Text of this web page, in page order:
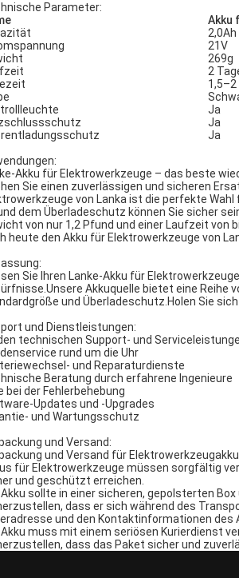
Parameter:
Akku
2,0Ah
21V
269g
2
Ja
Ja
Ja
Akku für Elektrowerkzeuge – das beste
Sie einen zuverlässigen und sicheren
von Lanka ist die perfekte
dem Überladeschutz können Sie sicher
von nur 1,2 Pfund und einer Laufzeit von
heute den Akku für Elektrowerkzeuge von
Sie Ihren Lanke-Akku für
Akkuquelle bietet eine Reihe
und Überladeschutz.Holen Sie
und Dienstleistungen:
technischen Support- und
rund um die Uhr
und Reparaturdienste
Beratung durch erfahrene Ingenieure
bei der Fehlerbehebung
Updates und -Upgrades
und Wartungsschutz
und Versand:
und Versand für
für Elektrowerkzeuge müssen sorgfältig
und geschützt erreichen.
Akku sollte in einer sicheren, gepolsterten
dass er sich während des
und den Kontaktinformationen des
Akku muss mit einem seriösen Kurierdienst
dass das Paket sicher und